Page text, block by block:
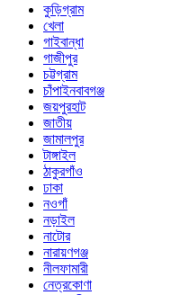
কুড়িগ্রাম
খেলা
গাইবান্ধা
গাজীপুর
চট্টগ্রাম
চাঁপাইনবাবগঞ্জ
জয়পুরহাট
জাতীয়
জামালপুর
টাঙ্গাইল
ঠাকুরগাঁও
ঢাকা
নওগাঁ
নড়াইল
নাটোর
নারায়ণগঞ্জ
নীলফামারী
নেত্রকোণা